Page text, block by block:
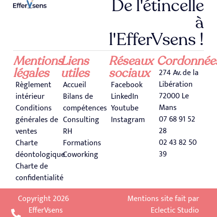
De l'étincelle
à
l'EfferVsens !
Mentions
légales
Règlement
intérieur
Conditions
générales de
ventes
Charte
déontologique
Charte de
confidentialité
Liens
utiles
Accueil
Bilans de
compétences
Consulting
RH
Formations
Coworking
Réseaux
sociaux
Facebook
LinkedIn
Youtube
Instagram
274 Av. de la
Libération
72000 Le
Mans
07 68 91 52
28
02 43 82 50
39
Copyright 2026
EfferVsens
Mentions site fait par
Eclectic Studio